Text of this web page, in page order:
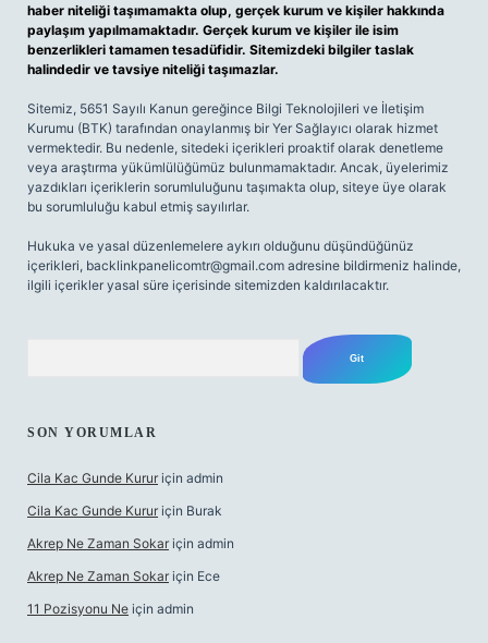
haber niteliği taşımamakta olup, gerçek kurum ve kişiler hakkında
paylaşım yapılmamaktadır. Gerçek kurum ve kişiler ile isim
benzerlikleri tamamen tesadüfidir. Sitemizdeki bilgiler taslak
halindedir ve tavsiye niteliği taşımazlar.
Sitemiz, 5651 Sayılı Kanun gereğince Bilgi Teknolojileri ve İletişim
Kurumu (BTK) tarafından onaylanmış bir Yer Sağlayıcı olarak hizmet
vermektedir. Bu nedenle, sitedeki içerikleri proaktif olarak denetleme
veya araştırma yükümlülüğümüz bulunmamaktadır. Ancak, üyelerimiz
yazdıkları içeriklerin sorumluluğunu taşımakta olup, siteye üye olarak
bu sorumluluğu kabul etmiş sayılırlar.
Hukuka ve yasal düzenlemelere aykırı olduğunu düşündüğünüz
içerikleri, backlinkpanelicomtr@gmail.com adresine bildirmeniz halinde,
ilgili içerikler yasal süre içerisinde sitemizden kaldırılacaktır.
SON YORUMLAR
Cila Kac Gunde Kurur için admin
Cila Kac Gunde Kurur için Burak
Akrep Ne Zaman Sokar için admin
Akrep Ne Zaman Sokar için Ece
11 Pozisyonu Ne için admin